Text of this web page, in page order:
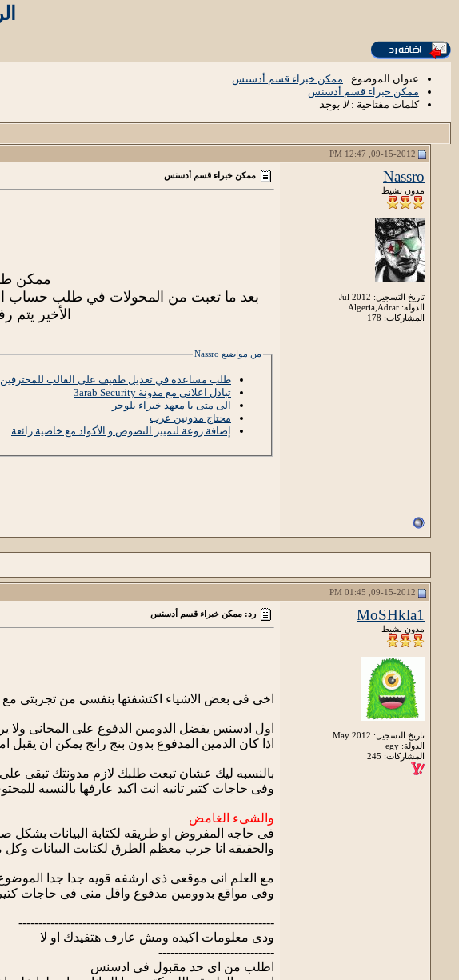
عنوان الموضوع : ممكن خبراء قسم أدسنس
ممكن خبراء قسم أدسنس
كلمات مفتاحية :لا يوجد
Nassro
مدون نشيط
تاريخ التسجيل: Jul 2012
الدولة: Algeria,Adrar
المشاركات: 178
ممكن خبراء قسم أدسنس
ممكن
بعد ما تعبت من المحولات في طلب حساب
الأخير
من مواضيع Nassro
طلب مساعدة في تعديل طفيف على القالب
تبادل اعلاني مع مدونة 3arab Security
الى متى يا معهد خبراء بلوجر
محتاج مدونين عرب
إضافة روعة لتمييز النصوص و الأكواد مع خاصية رائعة
MoSHkla1
مدون نشيط
تاريخ التسجيل: May 2012
الدولة: egy
المشاركات: 245
رد: ممكن خبراء قسم أدسنس
اخى فى بعض الاشياء اكتشفتها بنفسى من تجربتى
اول ادسنس يفضل الدومين الدفوع على المجانى ولا
اذا كان الدمين المدفوع بدون بنج رانج يمكن ان يقبل اما
بالنسبه ليك عشان تبعت طلبك لازم مدونتك تبقى على
وفى حاجات كتير تانيه انت اكيد عارفها بالنسبه
والشىء الغامض
فى حاجه المفروض او طريقه لكتابة البيانات بشكل
والحقيقه انا جرب معظم الطرق لكتابت البيانات وكل
مع العلم انى موقعى ذى ارشفه قويه جدا جدا الموضوع
وفى مواقع بدوومين مدفوع واقل منى فى حاجات
----------------------------------------------------------------
ودى معلومات اكيده ومش عارف هتفيدك او لا
-----------------------------
اطلب من اى حد مقبول فى ادسنس